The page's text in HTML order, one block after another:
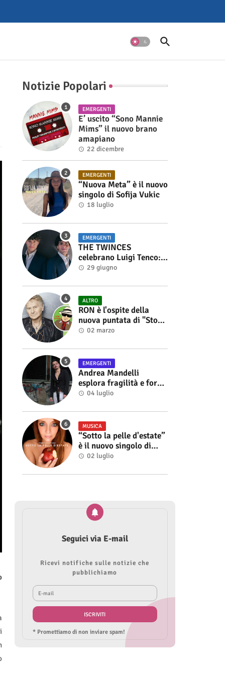
Notizie Popolari
EMERGENTI
E’ uscito “Sono Mannie
Mims” il nuovo brano
amapiano
22 dicembre
EMERGENTI
“Nuova Meta” è il nuovo
singolo di Sofija Vukic
18 luglio
EMERGENTI
THE TWINCES
celebrano Luigi Tenco:
fuori singolo e video di
29 giugno
ALTRO
RON è l'ospite della
nuova puntata di "Storie
di Musica", in onda sul
Alberto Salerno
02 marzo
EMERGENTI
Andrea Mandelli
esplora fragilità e forza
nel videoclip di “Sofia”
04 luglio
MUSICA
“Sotto la pelle d'estate”
è il nuovo singolo di
Roberta Modìgliani
02 luglio
Seguici via E-mail
Ricevi notifiche sulle notizie che
pubblichiamo
* Promettiamo di non inviare spam!